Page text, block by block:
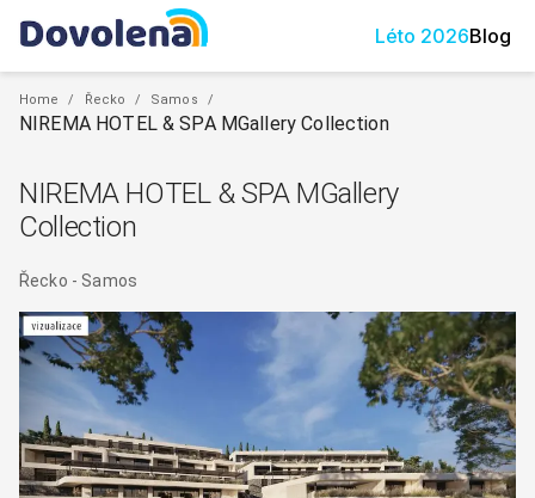
Léto 2026Blog
Home / Řecko / Samos /
NIREMA HOTEL & SPA MGallery Collection
NIREMA HOTEL & SPA MGallery
Collection
Řecko - Samos